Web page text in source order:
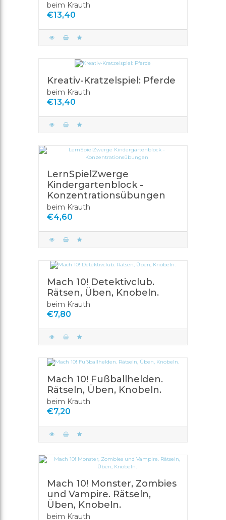
beim Krauth
€13,40
Kreativ-Kratzelspiel: Pferde
beim Krauth
€13,40
LernSpielZwerge
Kindergartenblock -
Konzentrationsübungen
beim Krauth
€4,60
Mach 10! Detektivclub.
Rätsen, Üben, Knobeln.
beim Krauth
€7,80
Mach 10! Fußballhelden.
Rätseln, Üben, Knobeln.
beim Krauth
€7,20
Mach 10! Monster, Zombies
und Vampire. Rätseln,
Üben, Knobeln.
beim Krauth